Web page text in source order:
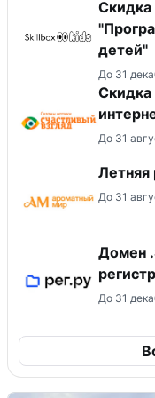
Скидка
детей"
До 31
Скидка
До 31
Летняя
До 31
Домен
До 31